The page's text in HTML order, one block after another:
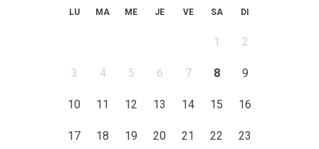
LU MA ME JE VE SA DI
1 2
3 4 5 6 7 8 9
10 11 12 13 14 15 16
17 18 19 20 21 22 23